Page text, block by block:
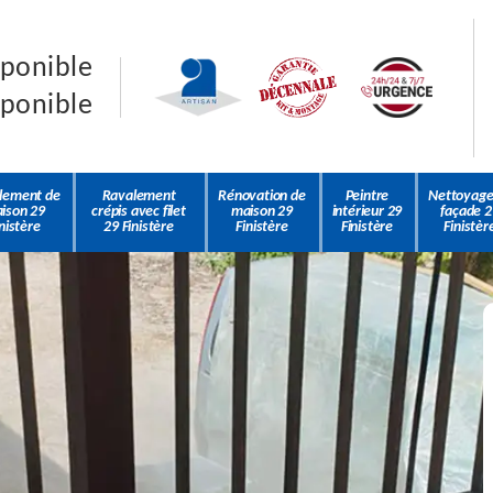
de
29
Ravalement
crépis avec filet
29 Finistère
Rénovation de
maison 29
Finistère
Peintre
intérieur 29
Finistère
façade